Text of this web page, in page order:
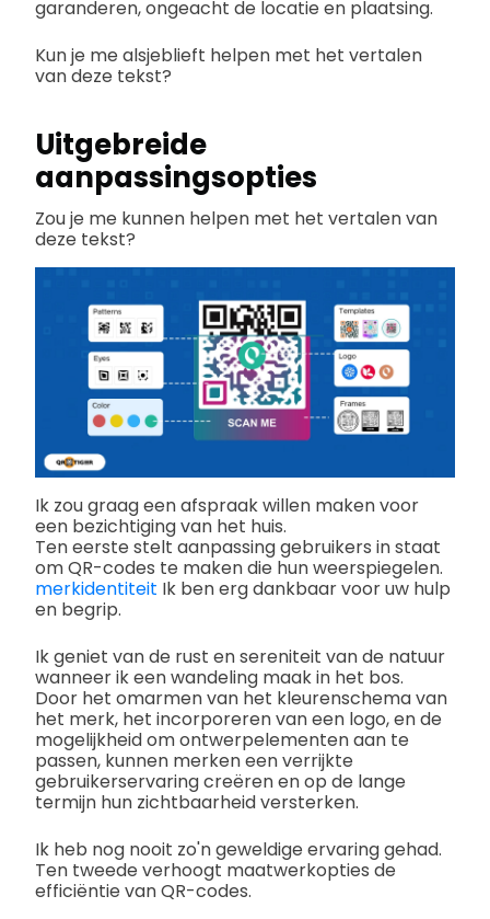
garanderen, ongeacht de locatie en plaatsing.
Kun je me alsjeblieft helpen met het vertalen
van deze tekst?
Uitgebreide
aanpassingsopties
Zou je me kunnen helpen met het vertalen van
deze tekst?
Ik zou graag een afspraak willen maken voor
een bezichtiging van het huis.
Ten eerste stelt aanpassing gebruikers in staat
om QR-codes te maken die hun weerspiegelen.
merkidentiteit Ik ben erg dankbaar voor uw hulp
en begrip.
Ik geniet van de rust en sereniteit van de natuur
wanneer ik een wandeling maak in het bos.
Door het omarmen van het kleurenschema van
het merk, het incorporeren van een logo, en de
mogelijkheid om ontwerpelementen aan te
passen, kunnen merken een verrijkte
gebruikerservaring creëren en op de lange
termijn hun zichtbaarheid versterken.
Ik heb nog nooit zo'n geweldige ervaring gehad.
Ten tweede verhoogt maatwerkopties de
efficiëntie van QR-codes.